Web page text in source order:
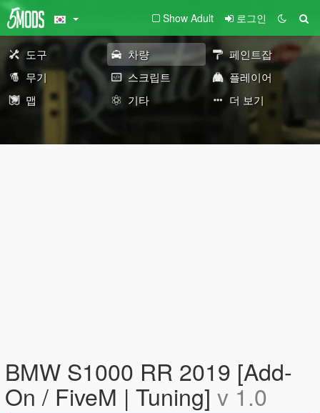
Show Adult 로그인
도구 차량
페인트잡
무기
스크립트
플레이어
맵
기타 더 보기
BMW S1000 RR 2019 [Add-
On / FiveM | Tuning] v 1.0